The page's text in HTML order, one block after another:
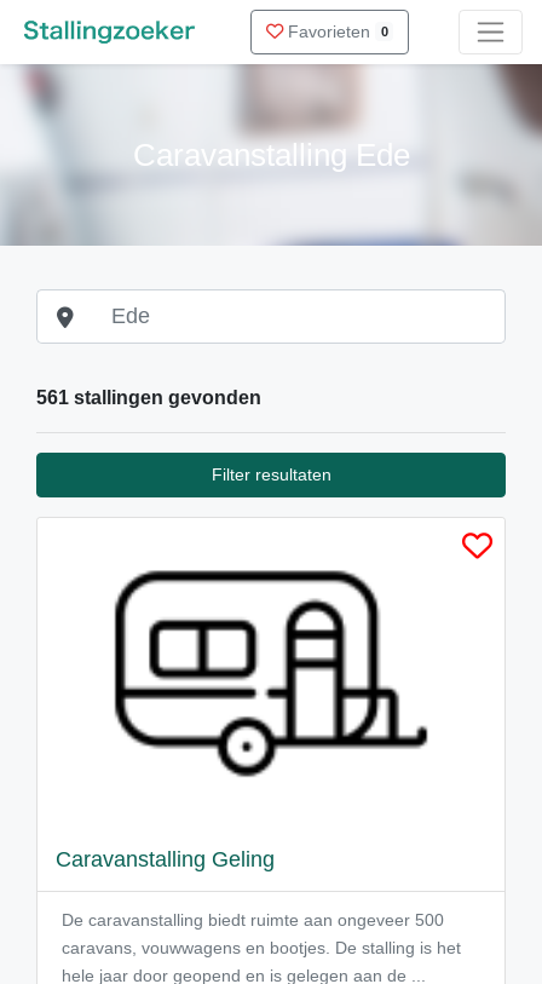
Favorieten 0
Caravanstalling Ede
561 stallingen gevonden
Filter resultaten
Caravanstalling Geling
De caravanstalling biedt ruimte aan ongeveer 500
caravans, vouwwagens en bootjes. De stalling is het
hele jaar door geopend en is gelegen aan de ...